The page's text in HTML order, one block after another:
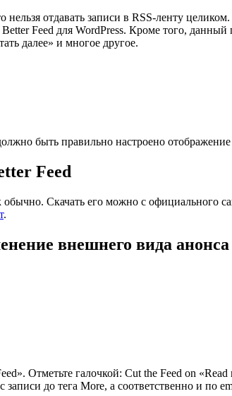
отдавать записи в RSS-ленту
Feed для WordPress. Кроме того,
далее» и многое другое.
быть правильно настроено
Feed
Скачать его можно с официального
.
внешнего вида анонса
Отметьте галочкой: Cut the Feed on «Read
записи до тега More, а соответственно и